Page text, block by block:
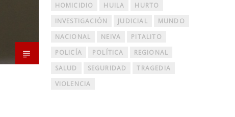
HOMICIDIO
HUILA
HURTO
INVESTIGACIÓN
JUDICIAL
MUNDO
NACIONAL
NEIVA
PITALITO
POLICÍA
POLÍTICA
REGIONAL
SALUD
SEGURIDAD
TRAGEDIA
VIOLENCIA